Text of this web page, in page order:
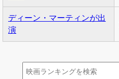
ディーン・マーティンが出
演